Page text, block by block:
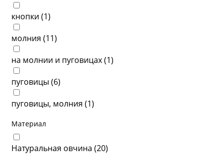
кнопки (1)
молния (11)
на молнии и пуговицах (1)
пуговицы (6)
пуговицы, молния (1)
Материал
Натуральная овчина (20)